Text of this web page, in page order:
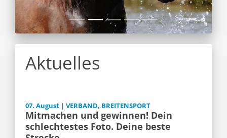
Aktuelles
07. August | VERBAND, BREITENSPORT
Mitmachen und gewinnen! Dein
schlechtestes Foto. Deine beste